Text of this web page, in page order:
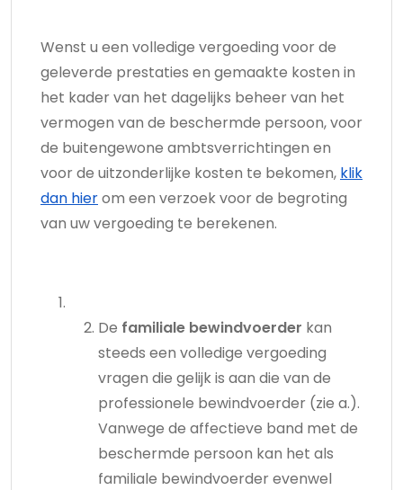
Wenst u een volledige vergoeding voor de
geleverde prestaties en gemaakte kosten in
het kader van het dagelijks beheer van het
vermogen van de beschermde persoon, voor
de buitengewone ambtsverrichtingen en
voor de uitzonderlijke kosten te bekomen, klik
dan hierom een verzoek voor de begroting
van uw vergoeding te berekenen.
De familiale bewindvoerder kan
steeds een volledige vergoeding
vragen die gelijk is aan die van de
professionele bewindvoerder (zie a.).
Vanwege de affectieve band met de
beschermde persoon kan het als
familiale bewindvoerder evenwel